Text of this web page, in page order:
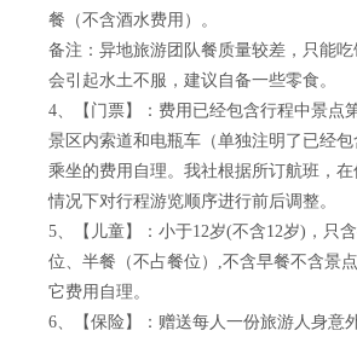
餐（不含酒水费用）。
备注：异地旅游团队餐质量较差，只能
会引起水土不服，建议自备一些零食。
4、【门票】：费用已经包含行程中景点
景区内索道和电瓶车（单独注明了已经
乘坐的费用自理。我社根据所订航班，
情况下对行程游览顺序进行前后调整。
5、【儿童】：小于12岁(不含12岁)，只
位、半餐（不占餐位）,不含早餐不含景
它费用自理。
6、【保险】：赠送每人一份旅游人身意